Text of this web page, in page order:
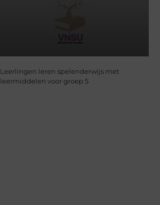
Leerlingen leren spelenderwijs met
leermiddelen voor groep 5